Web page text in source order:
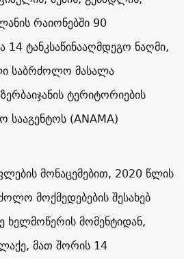
რაიონებში 90
14 ტანკსაწინააღმდეგო ნაღმი,
საბრძოლო მასალა
ტერიტორიების
სააგენტოს (ANAMA)
მონაცემებით, 2020 წლის
მოქმედებების შესახებ
ხელმოწერის მომენტიდან,
მათ შორის 14